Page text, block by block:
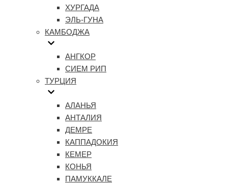
ХУРГАДА
ЭЛЬ-ГУНА
КАМБОДЖА
АНГКОР
СИЕМ РИП
ТУРЦИЯ
АЛАНЬЯ
АНТАЛИЯ
ДЕМРЕ
КАППАДОКИЯ
КЕМЕР
КОНЬЯ
ПАМУККАЛЕ